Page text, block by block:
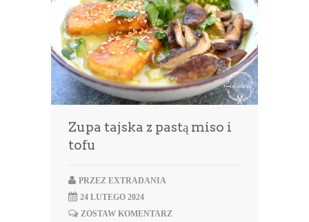
Zupa tajska z pastą miso i
tofu
PRZEZ EXTRADANIA
24 LUTEGO 2024
ZOSTAW KOMENTARZ